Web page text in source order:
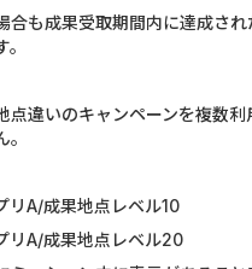
合も成果受取期間内に達成され
点違いのキャンペーンを複数利
リA/成果地点レベル10
リA/成果地点レベル20